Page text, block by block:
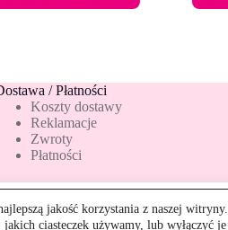
/ Płatności
Koszty dostawy
Reklamacje
Zwroty
Płatności
jakość korzystania z naszej witryny.
ciasteczek używamy, lub wyłączyć
SONKO